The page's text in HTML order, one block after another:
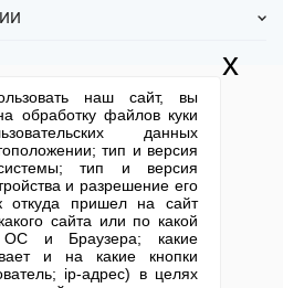
mail@1-urist.ru
Спросить у юриста
наш сайт, вы
обработку файлов куки
данных
тип и версия
тип и версия
и разрешение его
откуда пришел на сайт
сайта или по какой
ОС и Браузера; какие
и на какие кнопки
ip-адрес) в целях
x